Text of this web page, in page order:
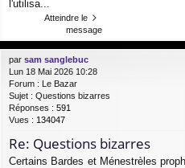
l'utilisa...
Atteindre le
message
par sam sanglebuc
Lun 18 Mai 2026 10:28
Forum : Le Bazar
Sujet : Questions bizarres
Réponses : 591
Vues : 134047
Re: Questions bizarres
Certains Bardes et Ménestrèles